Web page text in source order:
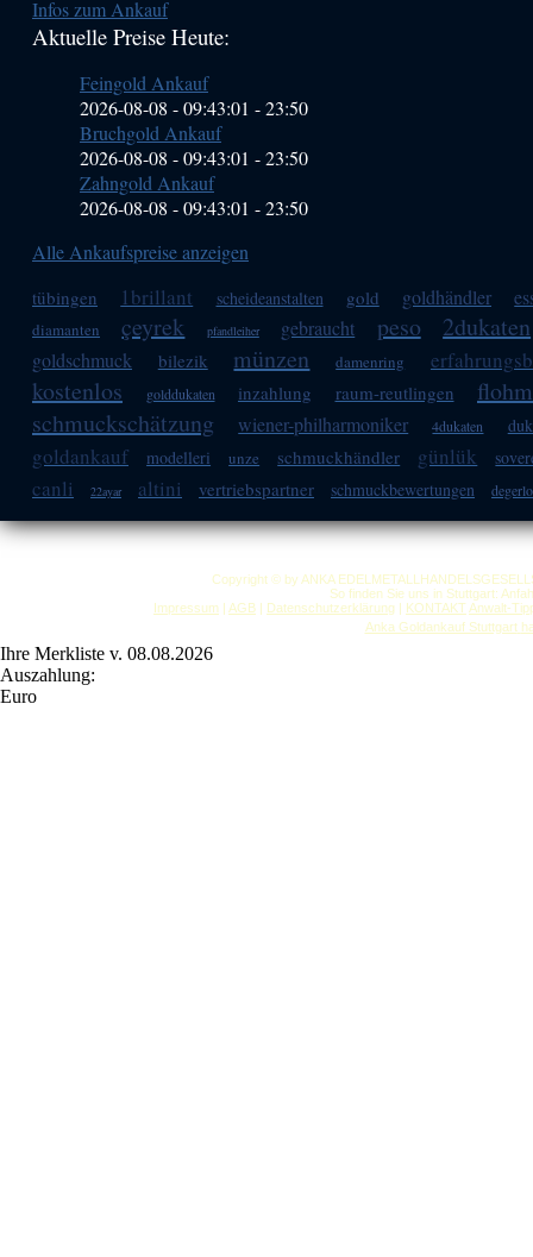
Sidebar
Infos zum Ankauf
Aktuelle Preise Heute:
Feingold Ankauf
2026-08-08 - 09:43:01 -23:50
Bruchgold Ankauf
2026-08-08 - 09:43:01 -23:50
Zahngold Ankauf
2026-08-08 - 09:43:01 -23:50
Alle Ankaufspreise anzeigen
tübingen 1brillant scheideanstalten gold goldhändler
diamanten çeyrek pfandleiher gebraucht peso 2dukaten
goldschmuck bilezik münzen damenring
kostenlos golddukaten inzahlung raum-reutlingen
schmuckschätzung
wiener-philharmoniker 4dukaten
goldankauf modelleri unze schmuckhändler günlük
canli 22ayar altini vertriebspartner schmuckbewertungen
Copyright © by ANKA
So finden Sie uns in Stuttgart:
Impressum | AGB | Datenschutzerklärung | KONTAKT Anwalt-
Anka Goldankauf Stuttgart
Ihre Merkliste v. 08.08.2026
Auszahlung:
Euro